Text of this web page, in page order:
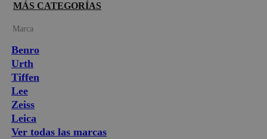
MÁS CATEGORÍAS
Marca
Benro
Urth
Tiffen
Lee
Zeiss
Leica
Ver todas las marcas